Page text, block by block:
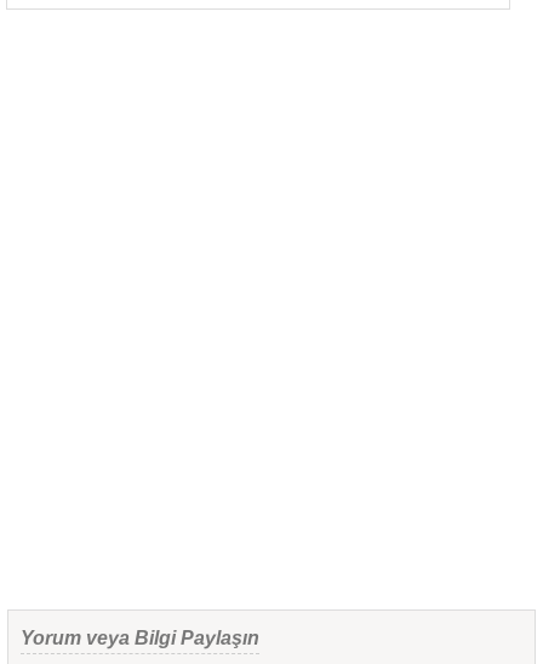
Yorum veya Bilgi Paylaşın